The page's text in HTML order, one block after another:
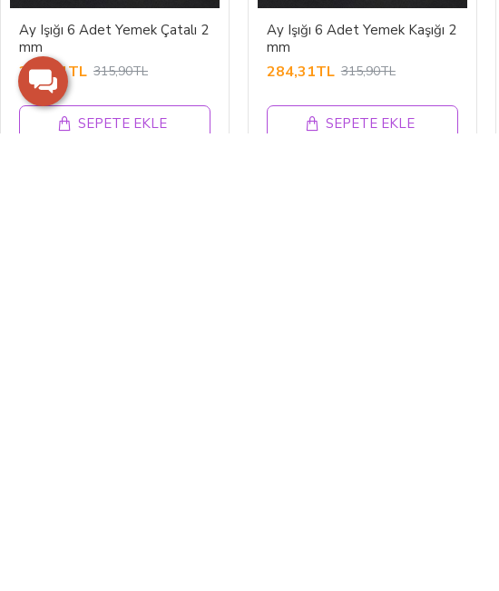
Ay Işığı 6 Adet Yemek Çatalı 2
mm
284,31TL 315,90TL
SEPETE EKLE
Ay Işığı 6 Adet Yemek Kaşığı 2
mm
284,31TL 315,90TL
SEPETE EKLE